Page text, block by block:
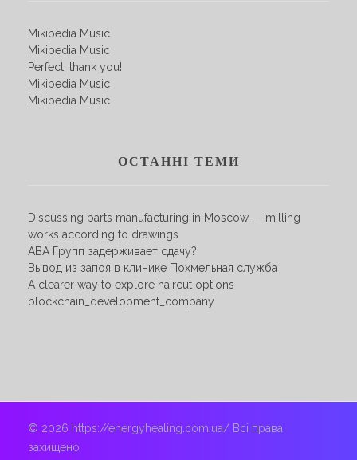
Mikipedia Music
Mikipedia Music
Perfect, thank you!
Mikipedia Music
Mikipedia Music
ОСТАННІ ТЕМИ
Discussing parts manufacturing in Moscow — milling
works according to drawings
АВА Групп задерживает сдачу?
Вывод из запоя в клинике Похмельная служба
A clearer way to explore haircut options
blockchain_development_company
© 2026 https://energyhealing.com.ua/ Всі права
захищено